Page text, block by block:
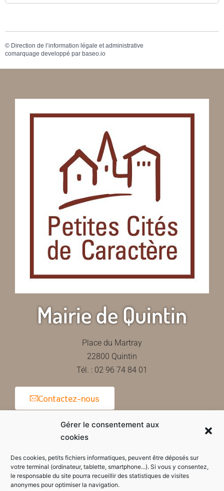
Gérer le consentement aux
cookies
Des cookies, petits fichiers informatiques, peuvent être déposés sur
votre terminal (ordinateur, tablette, smartphone...). Si vous y consentez,
le responsable du site pourra recueillir des statistiques de visites
anonymes pour optimiser la navigation.
© Direction de l’information légale et administrative
comarquage developpé par baseo.io
Mairie de Quintin
Place du Martray
22800 Quintin
Tél. : 02 96 74 84 01
Contactez-nous
Horaires d'ouverture de la mairie